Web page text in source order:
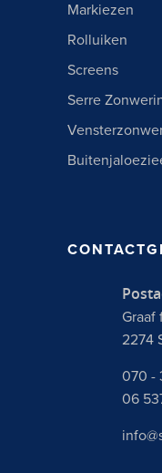
Markiezen
Rolluiken
Screens
Serre
Graaf
2274
070 -
06